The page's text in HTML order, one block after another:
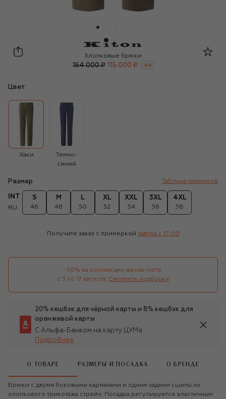
Kiton
Хлопковые брюки
164 000 ₽ 115 000 ₽ -30%
Цвет
Хаки
Темно-
синий
Размер Таблица размеров
INT
RU
S
46
M
48
L
50
XL
52
XXL
54
3XL
56
4XL
58
Получите заказ с примеркой завтра c 17:00
-30% на коллекции весна-лето
с 3 по 17 августа! Смотреть подборку
20% кешбэк для чёрной карты и 8% кешбэк для
оранжевой карты
С Альфа-Банком на карту ЦУМа
Подробнее
О ТОВАРЕ РАЗМЕРЫ И ПОСАДКА О БРЕНДЕ
Брюки с двумя боковыми карманами и одним задним сшиты из
хлопкового трикотажа стрейч. Посадка регулируется эластичным